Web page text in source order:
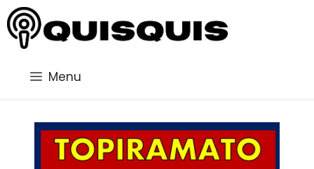
Saltar
al
contenido
Menu